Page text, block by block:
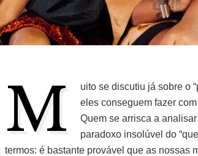
M
uito se discutiu já sobre o
eles conseguem fazer
Quem se arrisca a
paradoxo insolúvel do
termos: é bastante provável que as nossas